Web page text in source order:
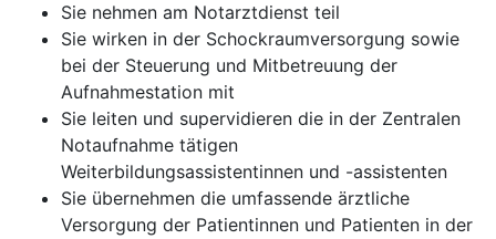
Sie nehmen am Notarztdienst teil
Sie wirken in der Schockraumversorgung sowie
bei der Steuerung und Mitbetreuung der
Aufnahmestation mit
Sie leiten und supervidieren die in der Zentralen
Notaufnahme tätigen
Weiterbildungsassistentinnen und -assistenten
Sie übernehmen die umfassende ärztliche
Versorgung der Patientinnen und Patienten in der